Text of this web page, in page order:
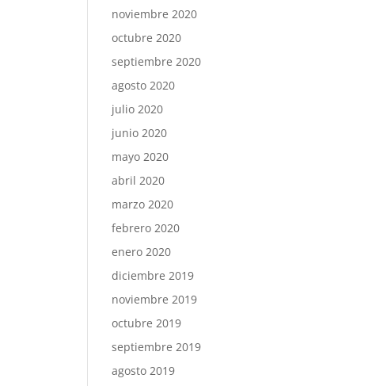
noviembre 2020
octubre 2020
septiembre 2020
agosto 2020
julio 2020
junio 2020
mayo 2020
abril 2020
marzo 2020
febrero 2020
enero 2020
diciembre 2019
noviembre 2019
octubre 2019
septiembre 2019
agosto 2019